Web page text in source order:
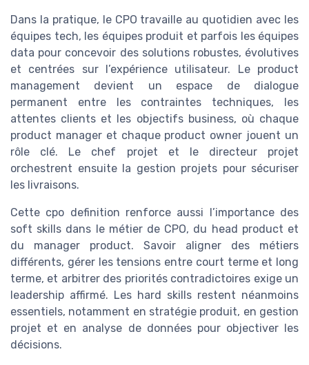
Dans la pratique, le CPO travaille au quotidien avec les
équipes tech, les équipes produit et parfois les équipes
data pour concevoir des solutions robustes, évolutives
et centrées sur l’expérience utilisateur. Le product
management devient un espace de dialogue
permanent entre les contraintes techniques, les
attentes clients et les objectifs business, où chaque
product manager et chaque product owner jouent un
rôle clé. Le chef projet et le directeur projet
orchestrent ensuite la gestion projets pour sécuriser
les livraisons.
Cette cpo definition renforce aussi l’importance des
soft skills dans le métier de CPO, du head product et
du manager product. Savoir aligner des métiers
différents, gérer les tensions entre court terme et long
terme, et arbitrer des priorités contradictoires exige un
leadership affirmé. Les hard skills restent néanmoins
essentiels, notamment en stratégie produit, en gestion
projet et en analyse de données pour objectiver les
décisions.